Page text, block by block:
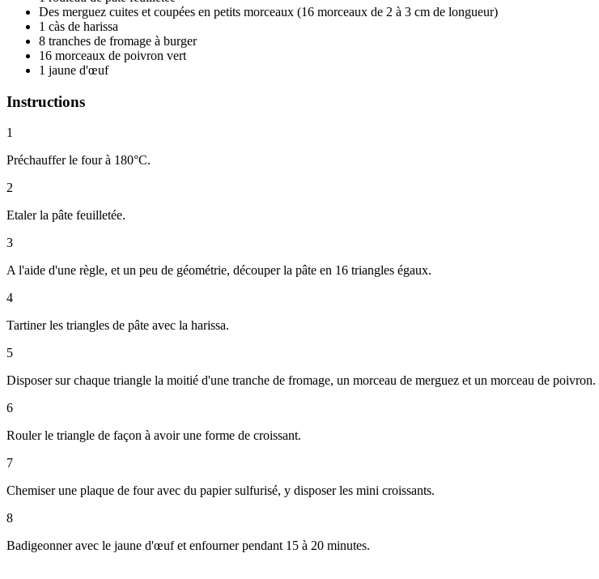
Des merguez cuites et coupées en petits morceaux (16 morceaux de 2 à 3 cm de longueur)
1 càs de harissa
8 tranches de fromage à burger
16 morceaux de poivron vert
1 jaune d'œuf
Instructions
1
Préchauffer le four à 180°C.
2
Etaler la pâte feuilletée.
3
A l'aide d'une règle, et un peu de géométrie, découper la pâte en 16 triangles égaux.
4
Tartiner les triangles de pâte avec la harissa.
5
Disposer sur chaque triangle la moitié d'une tranche de fromage, un morceau de merguez et un morceau de poivron.
6
Rouler le triangle de façon à avoir une forme de croissant.
7
Chemiser une plaque de four avec du papier sulfurisé, y disposer les mini croissants.
8
Badigeonner avec le jaune d'œuf et enfourner pendant 15 à 20 minutes.